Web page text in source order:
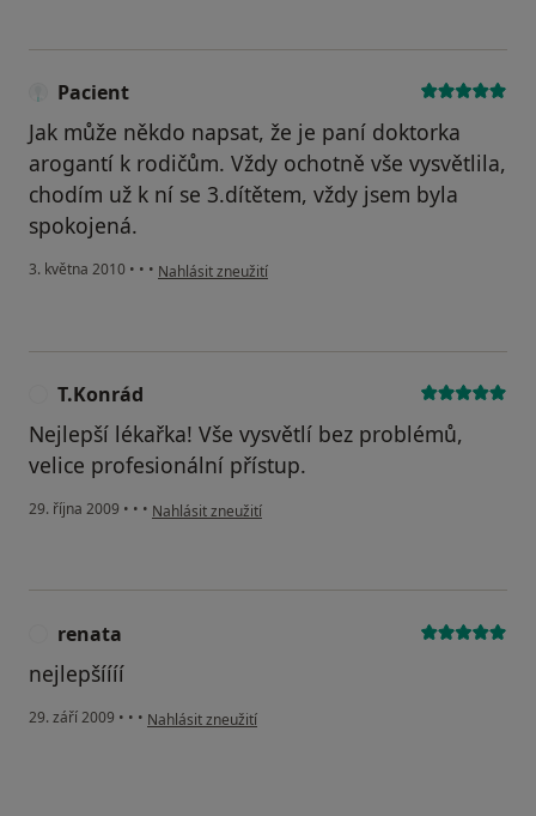
Pacient
Jak může někdo napsat, že je paní doktorka
arogantí k rodičům. Vždy ochotně vše vysvětlila,
chodím už k ní se 3.dítětem, vždy jsem byla
spokojená.
3. května 2010 • • • podle názoru uživatele Pacient
Nahlásit zneužití
T.Konrád
Nejlepší lékařka! Vše vysvětlí bez problémů,
velice profesionální přístup.
29. října 2009 • • • podle názoru uživatele T.Konrád
Nahlásit zneužití
renata
nejlepšíííí
29. září 2009 • • • podle názoru uživatele renata
Nahlásit zneužití